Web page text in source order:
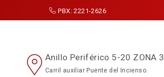
PBX: 2221-2626
Anillo Periférico 5-20 ZONA 3
Carril auxiliar Puente del Incienso.